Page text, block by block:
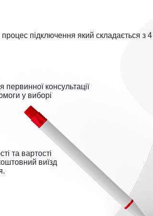
підключення який складається з 4
консультації
у виборі
та вартості
виїзд